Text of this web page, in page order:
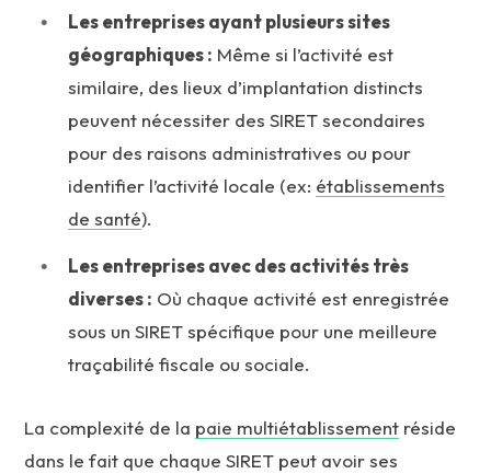
Les entreprises ayant plusieurs sites
géographiques : Même si l’activité est
similaire, des lieux d’implantation distincts
peuvent nécessiter des SIRET secondaires
pour des raisons administratives ou pour
identifier l’activité locale (ex: établissements
de santé).
Les entreprises avec des activités très
diverses : Où chaque activité est enregistrée
sous un SIRET spécifique pour une meilleure
traçabilité fiscale ou sociale.
La complexité de la paie multiétablissement réside
dans le fait que chaque SIRET peut avoir ses